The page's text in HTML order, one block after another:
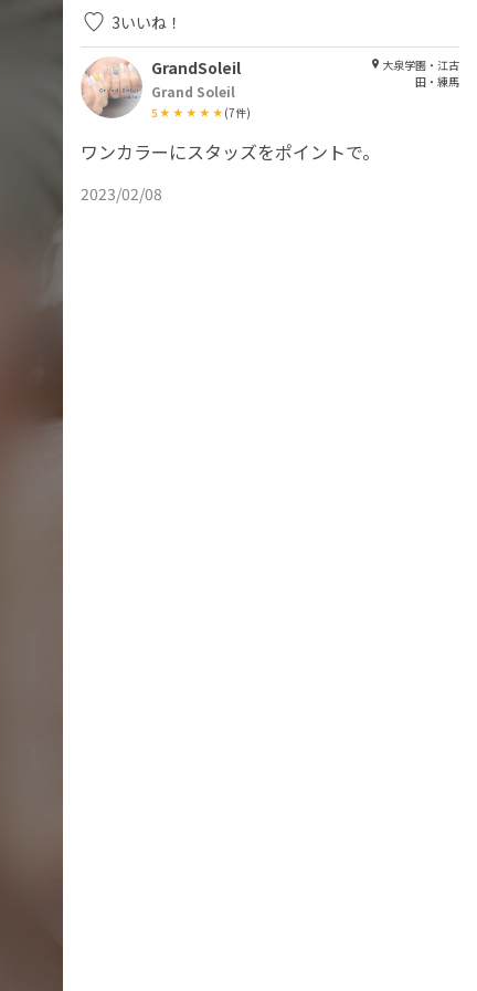
3いいね！
GrandSoleil
Grand Soleil
5 (7件)
大泉学園・江古
田・練馬
ワンカラーにスタッズをポイントで。
2023/02/08